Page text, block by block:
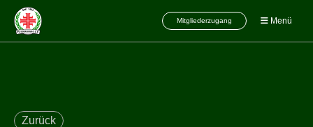
Mitgliederzugang Menü
Zurück